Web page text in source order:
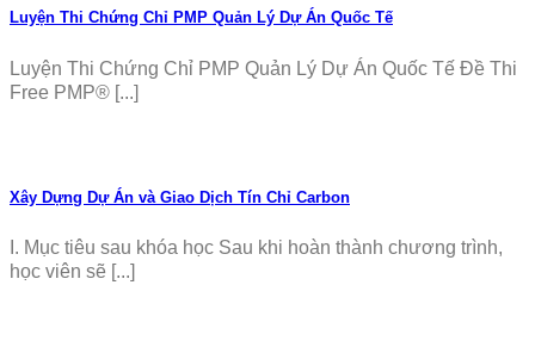
Luyện Thi Chứng Chỉ PMP Quản Lý Dự Án Quốc Tế
Luyện Thi Chứng Chỉ PMP Quản Lý Dự Án Quốc Tế Đề Thi
Free PMP® [...]
Xây Dựng Dự Án và Giao Dịch Tín Chỉ Carbon
I. Mục tiêu sau khóa học Sau khi hoàn thành chương trình,
học viên sẽ [...]